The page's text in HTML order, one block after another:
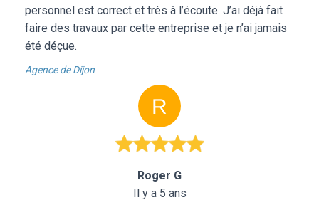
personnel est correct et très à l’écoute. J’ai déjà fait
faire des travaux par cette entreprise et je n’ai jamais
été déçue.
Agence de Dijon
Roger G
Il y a 5 ans